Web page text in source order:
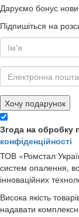
Даруємо бонус
Підпишіться на
Хочу подарунок
Згода на обробку
конфіденційності
ТОВ «Ромстал
систем опалення,
інноваційних
Висока якість
надавати